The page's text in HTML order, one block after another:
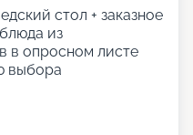
стол + заказное
из
в опросном листе
выбора